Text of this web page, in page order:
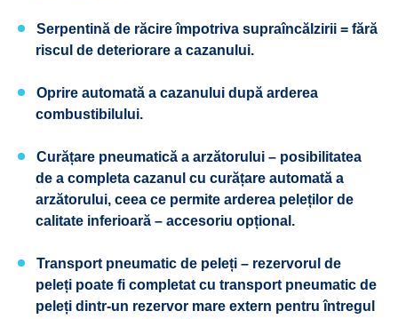
Serpentină de răcire împotriva supraîncălzirii = fără
riscul de deteriorare a cazanului.
Oprire automată a cazanului după arderea
combustibilului.
Curățare pneumatică a arzătorului – posibilitatea
de a completa cazanul cu curățare automată a
arzătorului, ceea ce permite arderea peleților de
calitate inferioară – accesoriu opțional.
Transport pneumatic de peleți – rezervorul de
peleți poate fi completat cu transport pneumatic de
peleți dintr-un rezervor mare extern pentru întregul